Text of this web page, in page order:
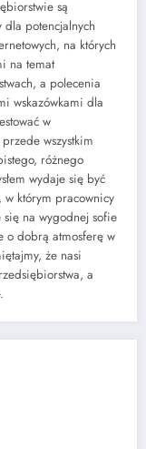
są
potencjalnych
na których
na temat
a polecenia
wskazówkami dla
w
wszystkim
różnego
wydaje się być
którym pracownicy
się na wygodnej sofie
o dobrą atmosferę w
że nasi
a